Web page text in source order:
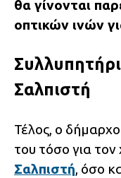
θα γίνονται
οπτικών ινών
Σαλπιστή
Τέλος, ο
του τόσο για
Σαλπιστή, όσο